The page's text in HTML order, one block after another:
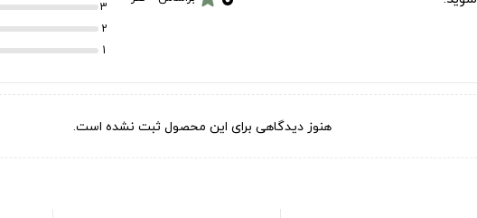
3
2
1
هنوز دیدگاهی برای این محصول ثبت نشده است.